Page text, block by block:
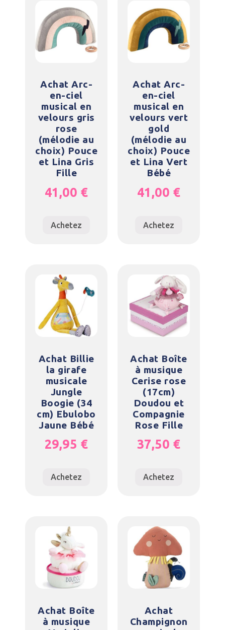
Achat Arc-
en-ciel
musical en
velours gris
rose
(mélodie au
choix) Pouce
et Lina Gris
Fille
41,00 €
Achetez
Achat Arc-
en-ciel
musical en
velours vert
gold
(mélodie au
choix) Pouce
et Lina Vert
Bébé
41,00 €
Achetez
Achat Billie
la girafe
musicale
Jungle
Boogie (34
cm) Ebulobo
Jaune Bébé
29,95 €
Achetez
Achat Boîte
à musique
Cerise rose
(17cm)
Doudou et
Compagnie
Rose Fille
37,50 €
Achetez
Achat Boîte
à musique
Achat
Champignon